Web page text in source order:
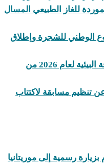
للغاز الطبيعي المسال
الوطني للشجرة وإطلاق
إطلاق الحملة الوطنية للسياحة البيئية لعام 2026 من
تنظيم مسابقة لاكتتاب
رسمية إلى موريتانيا